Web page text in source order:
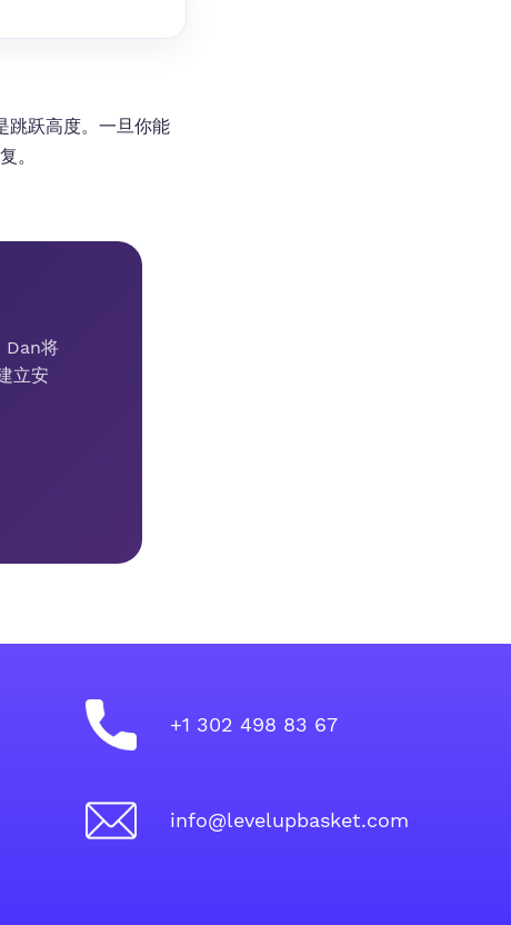
跳跃高度。一旦你能
。
Dan将
立安
+1 302 498 83 67
info@levelupbasket.com